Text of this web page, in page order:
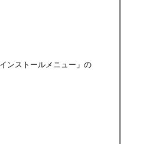
ンストールメニュー」の